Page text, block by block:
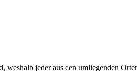
jeder aus den umliegenden